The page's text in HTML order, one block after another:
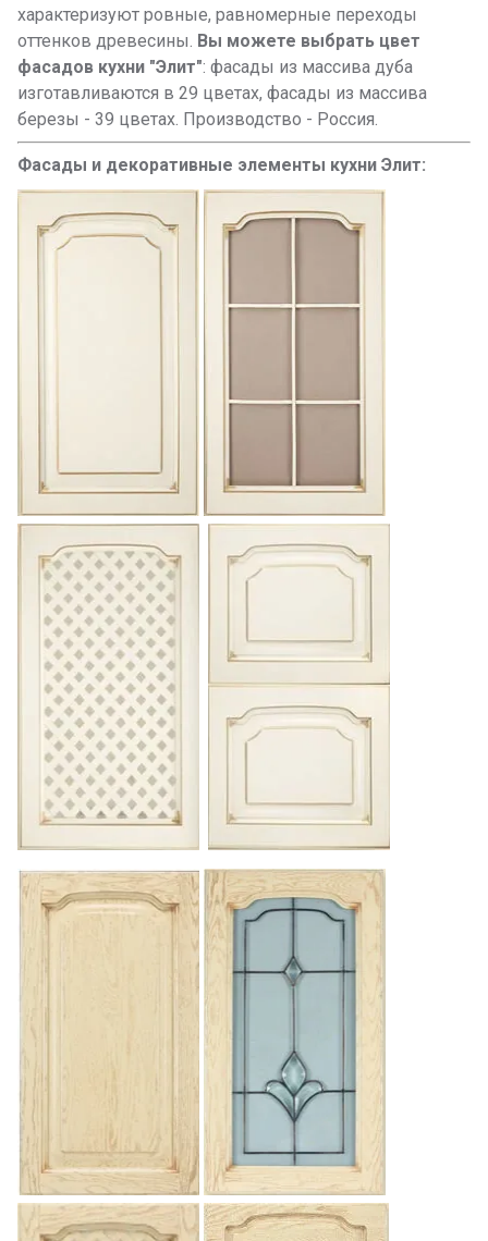
характеризуют ровные, равномерные переходы
оттенков древесины. Вы можете выбрать цвет
фасадов кухни "Элит": фасады из массива дуба
изготавливаются в 29 цветах, фасады из массива
березы - 39 цветах. Производство - Россия.
Фасады и декоративные элементы кухни Элит: